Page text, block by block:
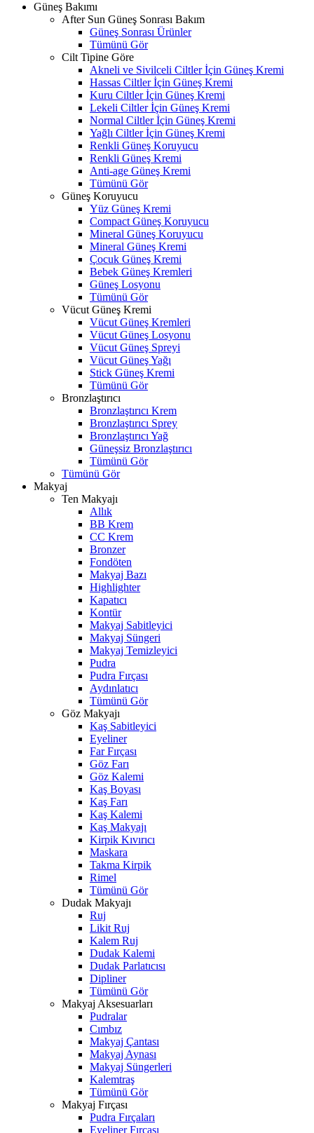
Güneş Bakımı
After Sun Güneş Sonrası Bakım
Güneş Sonrası Ürünler
Tümünü Gör
Cilt Tipine Göre
Akneli ve Sivilceli Ciltler İçin Güneş Kremi
Hassas Ciltler İçin Güneş Kremi
Kuru Ciltler İçin Güneş Kremi
Lekeli Ciltler İçin Güneş Kremi
Normal Ciltler İçin Güneş Kremi
Yağlı Ciltler İçin Güneş Kremi
Renkli Güneş Koruyucu
Renkli Güneş Kremi
Anti-age Güneş Kremi
Tümünü Gör
Güneş Koruyucu
Yüz Güneş Kremi
Compact Güneş Koruyucu
Mineral Güneş Koruyucu
Mineral Güneş Kremi
Çocuk Güneş Kremi
Bebek Güneş Kremleri
Güneş Losyonu
Tümünü Gör
Vücut Güneş Kremi
Vücut Güneş Kremleri
Vücut Güneş Losyonu
Vücut Güneş Spreyi
Vücut Güneş Yağı
Stick Güneş Kremi
Tümünü Gör
Bronzlaştırıcı
Bronzlaştırıcı Krem
Bronzlaştırıcı Sprey
Bronzlaştırıcı Yağ
Güneşsiz Bronzlaştırıcı
Tümünü Gör
Tümünü Gör
Makyaj
Ten Makyajı
Allık
BB Krem
CC Krem
Bronzer
Fondöten
Makyaj Bazı
Highlighter
Kapatıcı
Kontür
Makyaj Sabitleyici
Makyaj Süngeri
Makyaj Temizleyici
Pudra
Pudra Fırçası
Aydınlatıcı
Tümünü Gör
Göz Makyajı
Kaş Sabitleyici
Eyeliner
Far Fırçası
Göz Farı
Göz Kalemi
Kaş Boyası
Kaş Farı
Kaş Kalemi
Kaş Makyajı
Kirpik Kıvırıcı
Maskara
Takma Kirpik
Rimel
Tümünü Gör
Dudak Makyajı
Ruj
Likit Ruj
Kalem Ruj
Dudak Kalemi
Dudak Parlatıcısı
Dipliner
Tümünü Gör
Makyaj Aksesuarları
Pudralar
Cımbız
Makyaj Çantası
Makyaj Aynası
Makyaj Süngerleri
Kalemtraş
Tümünü Gör
Makyaj Fırçası
Pudra Fırçaları
Eyeliner Fırçası